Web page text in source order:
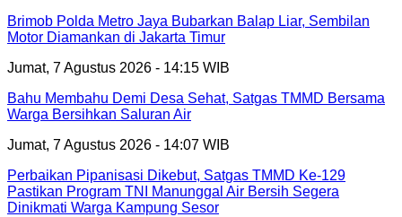
Brimob Polda Metro Jaya Bubarkan Balap Liar, Sembilan
Motor Diamankan di Jakarta Timur
Jumat, 7 Agustus 2026 - 14:15 WIB
Bahu Membahu Demi Desa Sehat, Satgas TMMD Bersama
Warga Bersihkan Saluran Air
Jumat, 7 Agustus 2026 - 14:07 WIB
Perbaikan Pipanisasi Dikebut, Satgas TMMD Ke-129
Pastikan Program TNI Manunggal Air Bersih Segera
Dinikmati Warga Kampung Sesor